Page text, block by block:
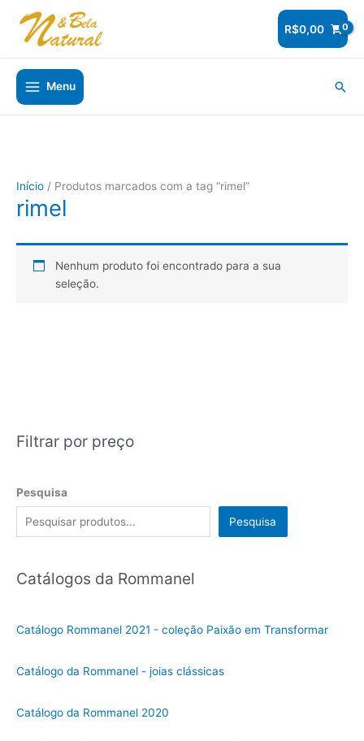
para
conteúdo
R$0,00
Menu
Filtrar por preço
Pesquisa
Pesquisa
Catálogos da Rommanel
Catálogo Rommanel 2021 - coleção Paixão em Transformar
Catálogo da Rommanel - joias clássicas
Catálogo da Rommanel 2020
Início / Produtos marcados com a tag “rimel”
rimel
Nenhum produto foi encontrado para a sua
seleção.